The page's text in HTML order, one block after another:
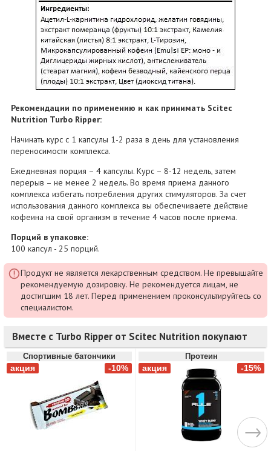
Рекомендации по применению и как принимать Scitec
Nutrition Turbo Ripper:
Начинать курс с 1 капсулы 1-2 раза в день для установления
переносимости комплекса.
Ежедневная порция – 4 капсулы. Курс – 8-12 недель, затем
перерыв – не менее 2 недель. Во время приема данного
комплекса избегать потребления других стимуляторов. За счет
использования данного комплекса вы обеспечиваете действие
кофеина на свой организм в течение 4 часов после приема.
Порций в упаковке:
100 капсул - 25 порций.
Продукт не является лекарственным средством. Не превышайте
рекомендуемую дозировку. Не рекомендуется лицам, не
достигшим 18 лет. Перед применением проконсультируйтесь со
специалистом.
Вместе с Turbo Ripper от Scitec Nutrition покупают
Спортивные батончики Протеин